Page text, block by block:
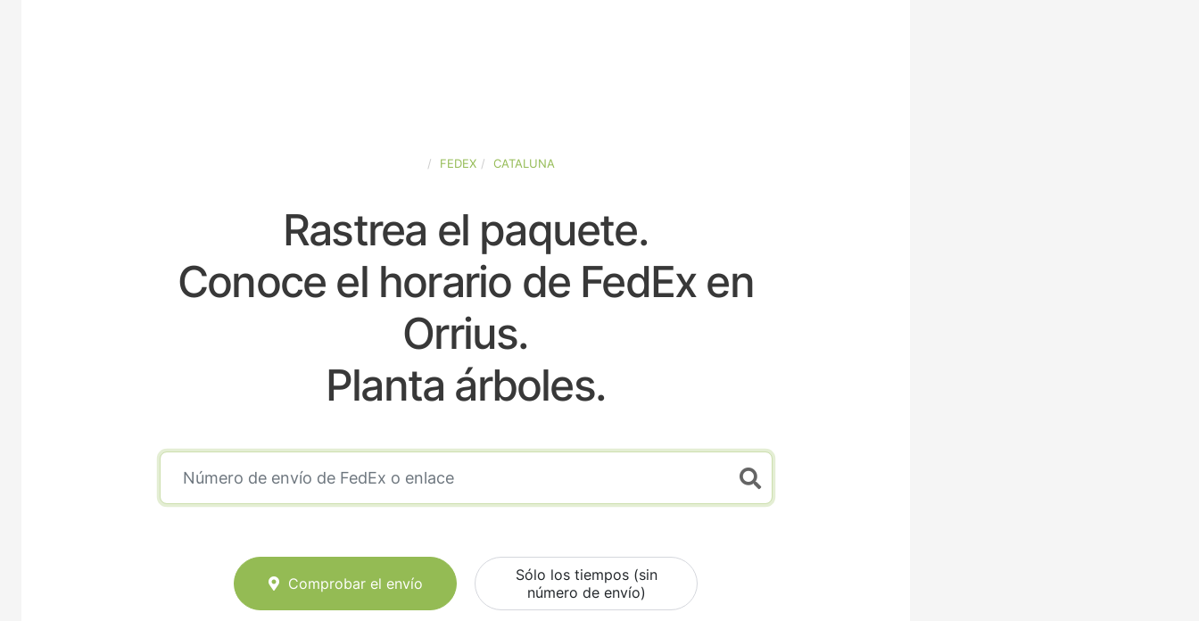
FEDEX CATALUNA
Rastrea el paquete.
Conoce el horario de FedEx en
Orrius.
Planta árboles.
Comprobar el envío
Sólo los tiempos (sin
número de envío)